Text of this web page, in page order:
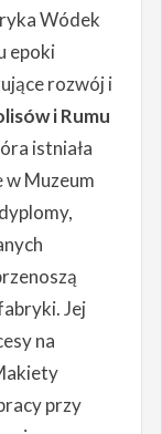
Wódek
epoki
rozwój i
i Rumu
istniała
Muzeum
Jej
na
przy